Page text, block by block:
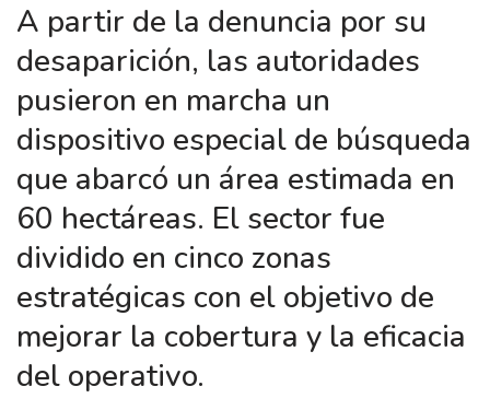
A partir de la denuncia por su
desaparición, las autoridades
pusieron en marcha un
dispositivo especial de búsqueda
que abarcó un área estimada en
60 hectáreas. El sector fue
dividido en cinco zonas
estratégicas con el objetivo de
mejorar la cobertura y la eficacia
del operativo.